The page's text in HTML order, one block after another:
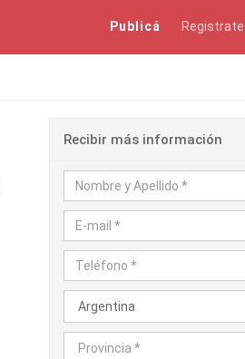
Publicá Registrate
Recibir más información
Argentina
Provincia *